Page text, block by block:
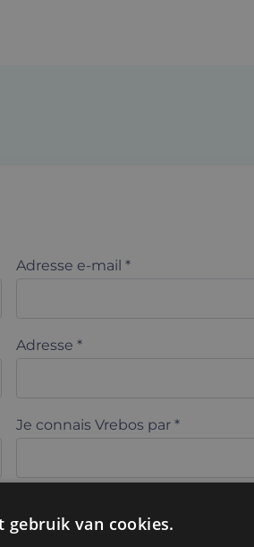
Adresse e-mail *
Adresse *
Je connais Vrebos par *
gebruik van cookies.